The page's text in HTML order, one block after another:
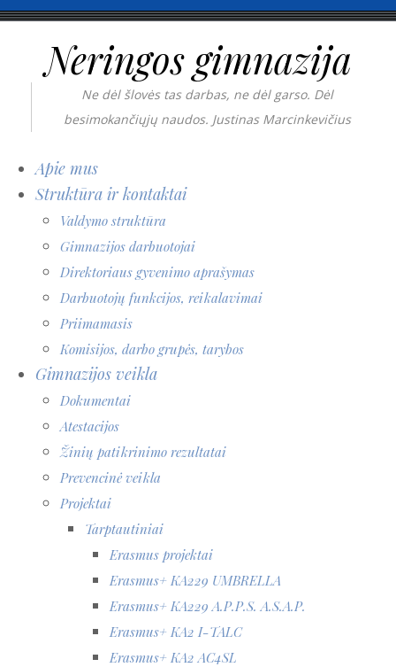
Neringos gimnazija
Ne dėl šlovės tas darbas, ne dėl garso. Dėl
besimokančiųjų naudos. Justinas Marcinkevičius
Apie mus
Struktūra ir kontaktai
Valdymo struktūra
Gimnazijos darbuotojai
Direktoriaus gyvenimo aprašymas
Darbuotojų funkcijos, reikalavimai
Priimamasis
Komisijos, darbo grupės, tarybos
Gimnazijos veikla
Dokumentai
Atestacijos
Žinių patikrinimo rezultatai
Prevencinė veikla
Projektai
Tarptautiniai
Erasmus projektai
Erasmus+ KA229 UMBRELLA
Erasmus+ KA229 A.P.P.S. A.S.A.P.
Erasmus+ KA2 I-TALC
Erasmus+ KA2 AC4SL